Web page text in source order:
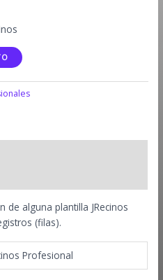
de alguna plantilla JRecinos
(filas).
Profesional